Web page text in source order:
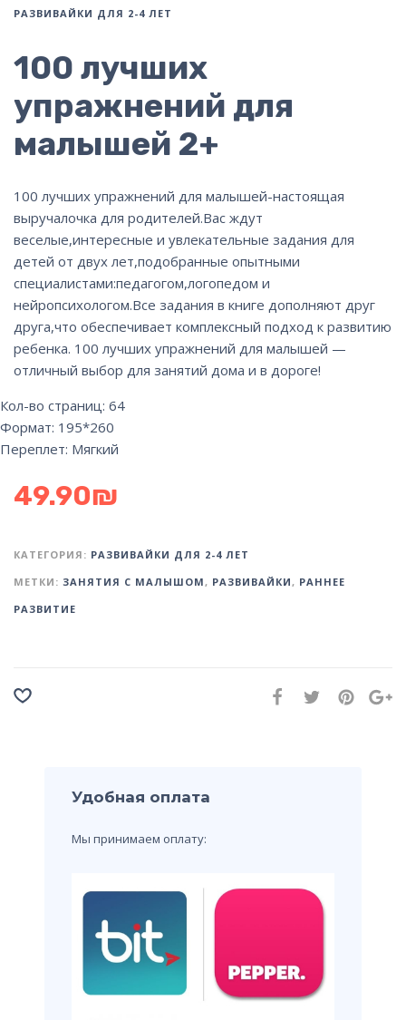
РАЗВИВАЙКИ ДЛЯ 2-4 ЛЕТ
100 лучших
упражнений для
малышей 2+
100 лучших упражнений для малышей-настоящая
выручалочка для родителей.Вас ждут
веселые,интересные и увлекательные задания для
детей от двух лет,подобранные опытными
специалистами:педагогом,логопедом и
нейропсихологом.Все задания в книге дополняют друг
друга,что обеспечивает комплексный подход к развитию
ребенка. 100 лучших упражнений для малышей —
отличный выбор для занятий дома и в дороге!
Кол-во страниц: 64
Формат: 195*260
Переплет: Мягкий
49.90₪
КАТЕГОРИЯ: РАЗВИВАЙКИ ДЛЯ 2-4 ЛЕТ
МЕТКИ: ЗАНЯТИЯ С МАЛЫШОМ , РАЗВИВАЙКИ , РАННЕЕ
РАЗВИТИЕ
Удобная оплата
Мы принимаем оплату: